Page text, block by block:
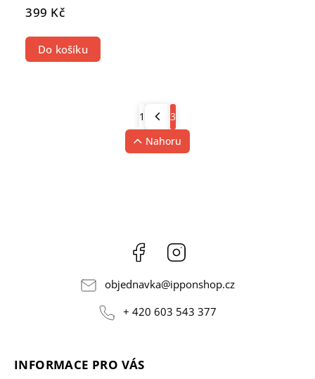
399 Kč
Do košíku
1
3
Nahoru
Facebook
objednavka@ipponshop.cz
+ 420 603 543 377
INFORMACE PRO VÁS